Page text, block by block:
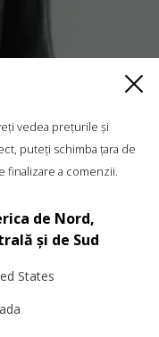
GRI
vedea prețurile și
puteți schimba țara de
finalizare a comenzii.
de Nord,
și de Sud
States